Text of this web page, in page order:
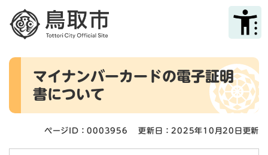
メニューを飛ばして本文へ
本
マイナンバーカードの電子証明
書について
ページID：0003956 更新日：2025年10月20日更新